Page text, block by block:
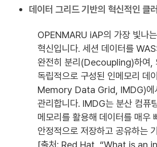
데이터 그리드 기반의 혁신적인 클
OPENMARU iAP의 가장 빛나
혁신입니다. 세션 데이터를
완전히 분리(Decoupling)하여,
독립적으로 구성된 인메모리 데
Memory Data Grid, IMDG)에
관리합니다. IMDG는 분산 컴퓨
메모리를 활용해 데이터를 매우
안정적으로 저장하고 공유하는
[출처: Red Hat, “What is an